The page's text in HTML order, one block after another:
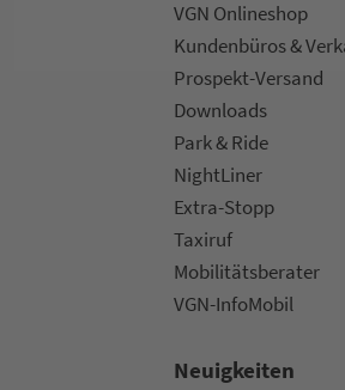
VGN On­line­shop
Kun­den­bü­ros &
Prospekt-Versand
Downloads
Park & Ride
NightLiner
Extra-Stopp
Taxiruf
Mo­bi­li­täts­be­ra­ter
VGN-InfoMobil
Neuigkeiten